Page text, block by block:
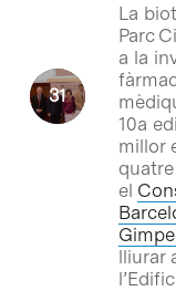
La
Parc
a la
10a
millor
el
lliurar